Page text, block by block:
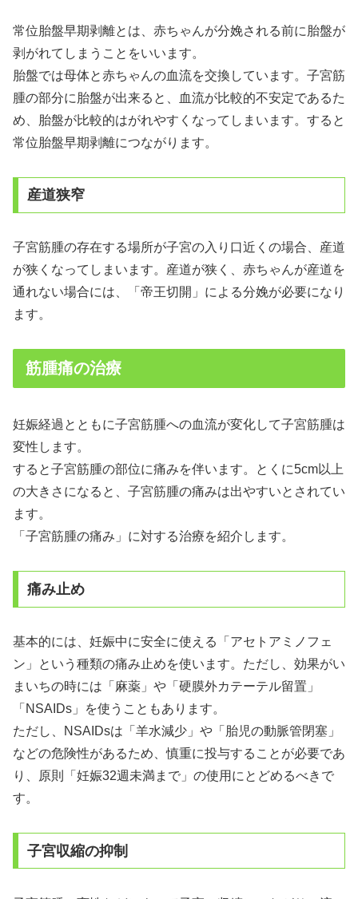
常位胎盤早期剥離とは、赤ちゃんが分娩される前に胎盤が
剥がれてしまうことをいいます。
胎盤では母体と赤ちゃんの血流を交換しています。子宮筋
腫の部分に胎盤が出来ると、血流が比較的不安定であるた
め、胎盤が比較的はがれやすくなってしまいます。すると
常位胎盤早期剥離につながります。
産道狭窄
子宮筋腫の存在する場所が子宮の入り口近くの場合、産道
が狭くなってしまいます。産道が狭く、赤ちゃんが産道を
通れない場合には、「帝王切開」による分娩が必要になり
ます。
筋腫痛の治療
妊娠経過とともに子宮筋腫への血流が変化して子宮筋腫は
変性します。
すると子宮筋腫の部位に痛みを伴います。とくに5cm以上
の大きさになると、子宮筋腫の痛みは出やすいとされてい
ます。
「子宮筋腫の痛み」に対する治療を紹介します。
痛み止め
基本的には、妊娠中に安全に使える「アセトアミノフェ
ン」という種類の痛み止めを使います。ただし、効果がい
まいちの時には「麻薬」や「硬膜外カテーテル留置」
「NSAIDs」を使うこともあります。
ただし、NSAIDsは「羊水減少」や「胎児の動脈管閉塞」
などの危険性があるため、慎重に投与することが必要であ
り、原則「妊娠32週未満まで」の使用にとどめるべきで
す。
子宮収縮の抑制